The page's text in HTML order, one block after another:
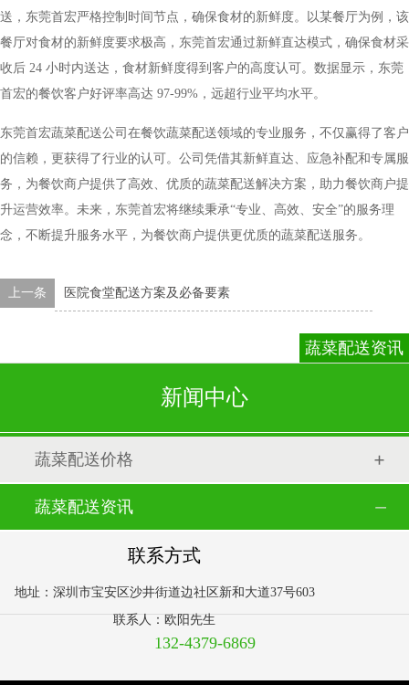
送，东莞首宏严格控制时间节点，确保食材的新鲜度。以某餐厅为例，该
餐厅对食材的新鲜度要求极高，东莞首宏通过新鲜直达模式，确保食材采
收后 24 小时内送达，食材新鲜度得到客户的高度认可。数据显示，东莞
首宏的餐饮客户好评率高达 97-99%，远超行业平均水平。
东莞首宏蔬菜配送公司在餐饮蔬菜配送领域的专业服务，不仅赢得了客户
的信赖，更获得了行业的认可。公司凭借其新鲜直达、应急补配和专属服
务，为餐饮商户提供了高效、优质的蔬菜配送解决方案，助力餐饮商户提
升运营效率。未来，东莞首宏将继续秉承“专业、高效、安全”的服务理
念，不断提升服务水平，为餐饮商户提供更优质的蔬菜配送服务。
上一条 医院食堂配送方案及必备要素
蔬菜配送资讯
新闻中心
蔬菜配送价格
蔬菜配送资讯
联系方式
地址：深圳市宝安区沙井街道边社区新和大道37号603
联系人：欧阳先生
132-4379-6869